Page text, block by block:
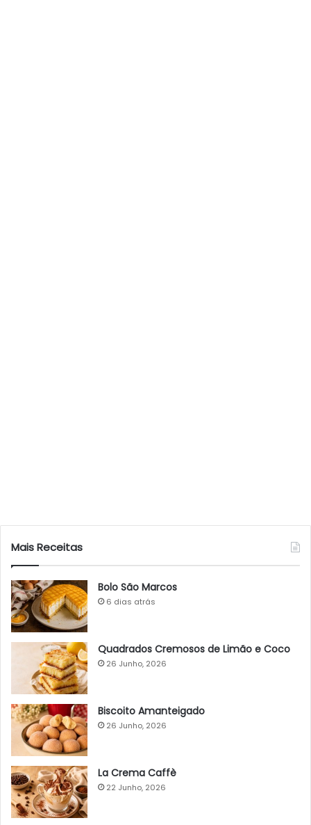
Mais Receitas
Bolo São Marcos
6 dias atrás
Quadrados Cremosos de Limão e Coco
26 Junho, 2026
Biscoito Amanteigado
26 Junho, 2026
La Crema Caffè
22 Junho, 2026